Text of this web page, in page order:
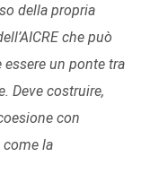
della propria
che può
un ponte tra
Deve costruire,
con
come la